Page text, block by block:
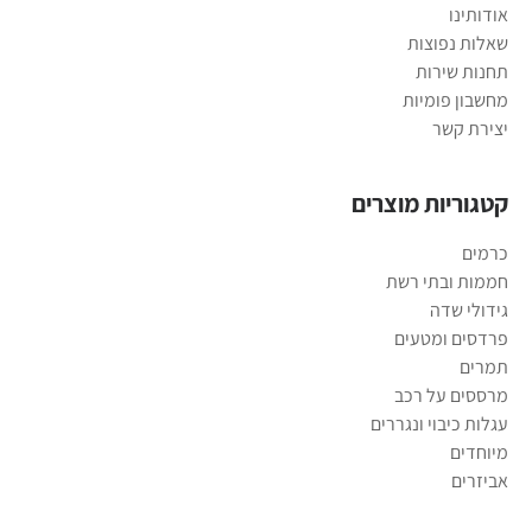
אודותינו
שאלות נפוצות
תחנות שירות
מחשבון פומיות
יצירת קשר
קטגוריות מוצרים
כרמים
חממות ובתי רשת
גידולי שדה
פרדסים ומטעים
תמרים
מרססים על רכב
עגלות כיבוי ונגררים
מיוחדים
אביזרים